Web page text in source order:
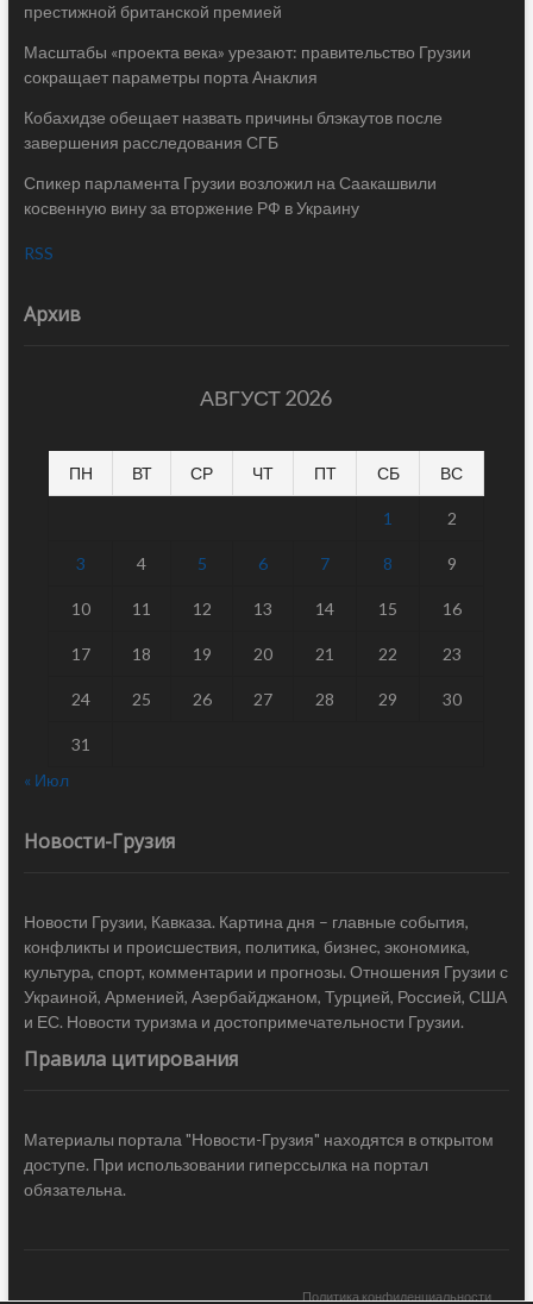
престижной британской премией
Масштабы «проекта века» урезают: правительство Грузии
сокращает параметры порта Анаклия
Кобахидзе обещает назвать причины блэкаутов после
завершения расследования СГБ
Спикер парламента Грузии возложил на Саакашвили
косвенную вину за вторжение РФ в Украину
RSS
Архив
АВГУСТ 2026
ПН ВТ СР ЧТ ПТ СБ ВС
1 2
3 4 5 6 7 8 9
10 11 12 13 14 15 16
17 18 19 20 21 22 23
24 25 26 27 28 29 30
31
« Июл
Новости-Грузия
Новости Грузии, Кавказа. Картина дня – главные события,
конфликты и происшествия, политика, бизнес, экономика,
культура, спорт, комментарии и прогнозы. Отношения Грузии с
Украиной, Арменией, Азербайджаном, Турцией, Россией, США
и ЕС. Новости туризма и достопримечательности Грузии.
Правила цитирования
Материалы портала "Новости-Грузия" находятся в открытом
доступе. При использовании гиперссылка на портал
обязательна.
Политика конфиденциальности